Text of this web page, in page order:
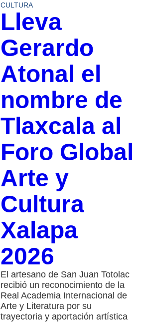
CULTURA
Lleva
Gerardo
Atonal el
nombre de
Tlaxcala al
Foro Global
Arte y
Cultura
Xalapa
2026
El artesano de San Juan Totolac
recibió un reconocimiento de la
Real Academia Internacional de
Arte y Literatura por su
trayectoria y aportación artística